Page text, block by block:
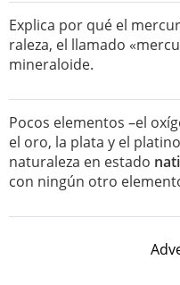
Explica por qué el
raleza, el llamado
mineraloide.
Pocos elementos –el
el oro, la plata y el
naturaleza en estado
con ningún otro